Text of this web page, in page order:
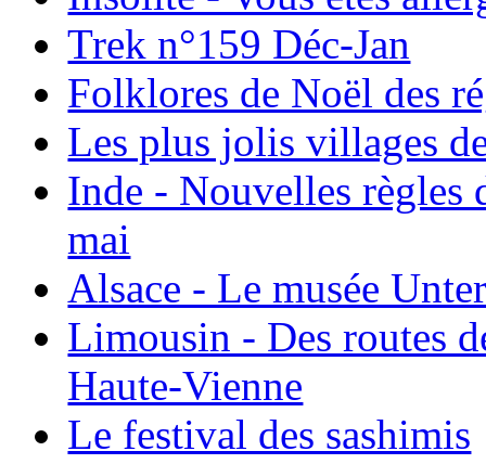
Trek n°159 Déc-Jan
Folklores de Noël des
Les plus jolis villages
Inde - Nouvelles règles
mai
Alsace - Le musée
Limousin - Des routes
Haute-Vienne
Le festival des sashimis